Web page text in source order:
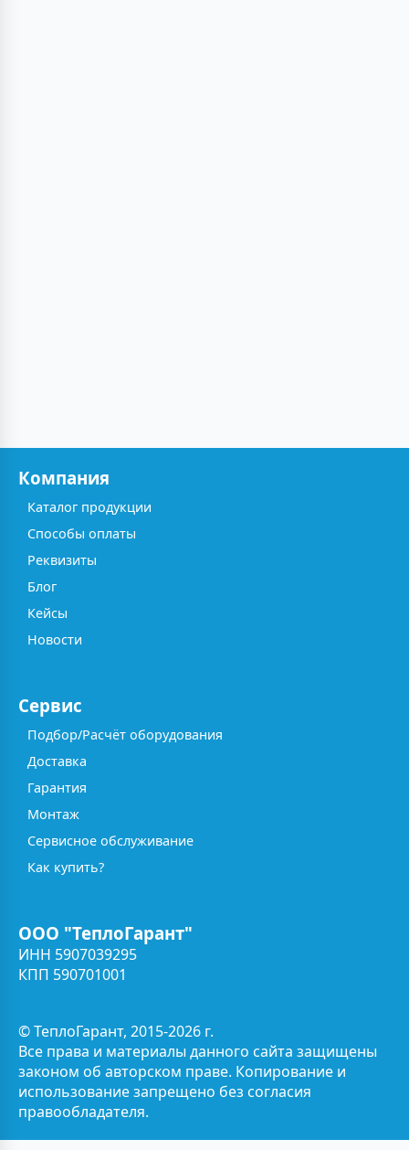
Компания
Каталог продукции
Способы оплаты
Реквизиты
Блог
Кейсы
Новости
Сервис
Подбор/Расчёт оборудования
Доставка
Гарантия
Монтаж
Сервисное обслуживание
Как купить?
ООО "ТеплоГарант"
ИНН 5907039295
КПП 590701001
© ТеплоГарант, 2015-2026 г.
Все права и материалы данного сайта защищены
законом об авторском праве. Копирование и
использование запрещено без согласия
правообладателя.